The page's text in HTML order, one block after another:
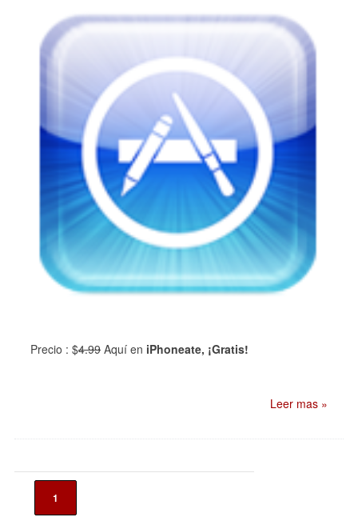
Precio : $4.99 Aquí en iPhoneate, ¡Gratis!
Leer mas »
1